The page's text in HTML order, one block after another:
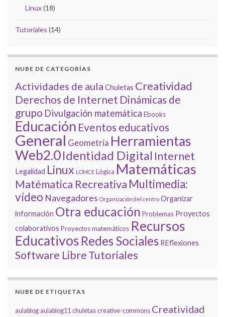
Linux(18)
Tutoriales (14)
NUBE DE CATEGORÍAS
Actividades de aula Chuletas Creatividad
Derechos de Internet Dinámicas de
grupo Divulgación matemática Ebooks
Educación Eventos educativos
General Geometría Herramientas
Web2.0Identidad Digital Internet
Legalidad Linux LOMCE Lógica Matemáticas
Matématica Recreativa Multimedia:
vídeo Navegadores Organización del centro Organizar
información Otra educación Problemas Proyectos
colaborativos Proyectos matemáticos Recursos
Educativos Redes Sociales REflexiones
Software LibreTutoriales
NUBE DE ETIQUETAS
aulablog aulablog11 chuletas creative-commons Creatividad